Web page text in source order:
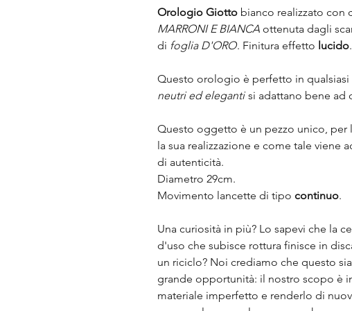
Orologio Giotto bianco realizzato con
MARRONI E BIANCA ottenuta dagli
di foglia D'ORO. Finitura effetto lucido.
Questo orologio è perfetto in
neutri ed elegantisi adattano bene ad
Questo oggetto è un pezzo unico, per
la sua realizzazione e come tale viene
di autenticità.
Diametro 29cm.
Movimento lancette di tipo continuo.
Una curiosità in più? Lo sapevi che la
d'uso che subisce rottura finisce in
un riciclo? Noi crediamo che questo
grande opportunità: il nostro scopo è
materiale imperfetto e renderlo di